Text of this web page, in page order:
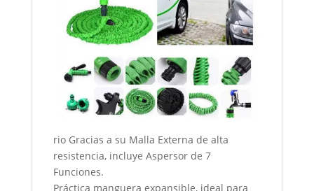
rio Gracias a su Malla Externa de alta
resistencia, incluye Aspersor de 7
Funciones.
Práctica manguera expansible, ideal para